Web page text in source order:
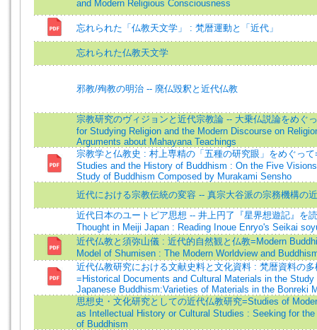
and Modern Religious Consciousness
忘れられた「仏教天文学」 : 梵暦運動と「近代」
忘れられた仏教天文学
邪教/殉教の明治 -- 廃仏毀釈と近代仏教
宗教研究のヴィジョンと近代宗教論 -- 大乗仏説論をめぐ
for Studying Religion and the Modern Discourse on
Arguments about Mahayana Teachings
宗教学と仏教史 : 村上専精の「五種の研究眼」をめぐっ
Studies and the History of Buddhism : On the Five
Study of Buddhism Composed by Murakami Sensho
近代における宗教伝統の変容 -- 真宗大谷派の宗務機構の
近代日本のユートピア思想 -- 井上円了『星界想遊記』を
Thought in Meiji Japan : Reading Inoue Enryo's Seikai
近代仏教と須弥山儀 : 近代的自然観と仏教=Modern
Model of Shumisen : The Modern Worldview and
近代仏教研究における文献史料と文化資料 : 梵暦資料の多
=Historical Documents and Cultural Materials in the Study
Japanese Buddhism:Varieties of Materials in the Bonreki
思想史・文化研究としての近代仏教研究=Studies of
as Intellectual History or Cultural Studies : Seeking for
of Buddhism